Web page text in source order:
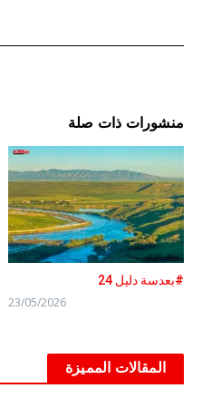
منشورات ذات صلة
#بعدسة دليل 24
23/05/2026
المقالات المميزة